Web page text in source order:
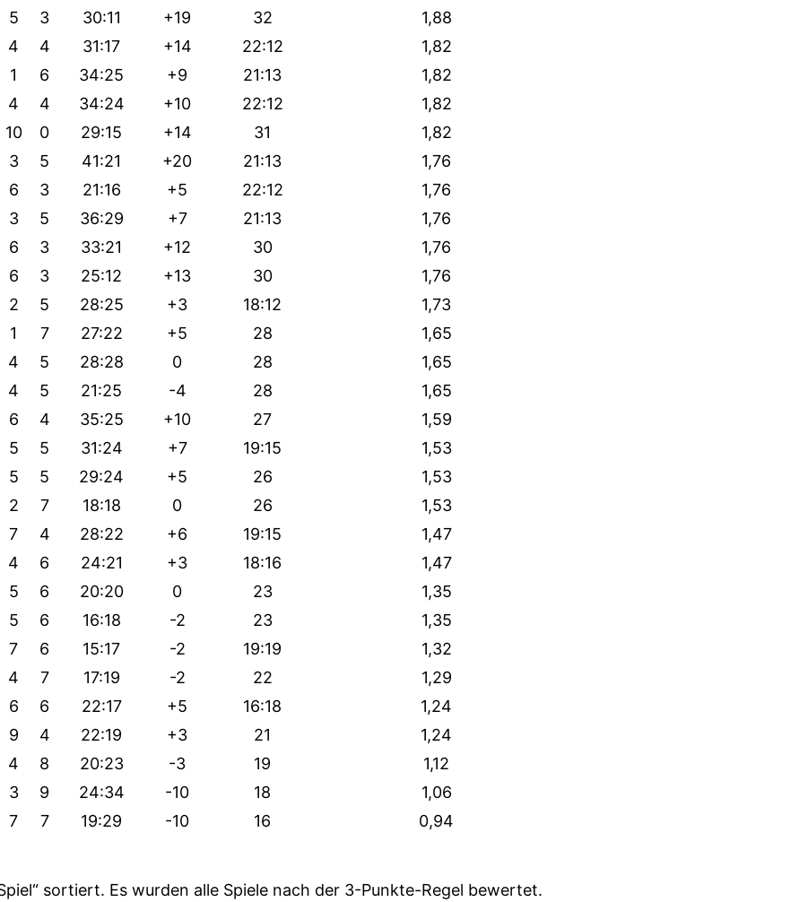
5 3 30:11 +19 32
1,88
4 4 31:17 +14 22:12
1,82
1 6 34:25 +9 21:13
1,82
4 4 34:24 +10 22:12
1,82
10 0 29:15 +14 31
1,82
3 5 41:21 +20 21:13
1,76
6 3 21:16 +5 22:12
1,76
3 5 36:29 +7 21:13
1,76
6 3 33:21 +12 30
1,76
6 3 25:12 +13 30
1,76
2 5 28:25 +3 18:12
1,73
1 7 27:22 +5 28
1,65
4 5 28:28 0 28
1,65
4 5 21:25 -4 28
1,65
6 4 35:25 +10 27
1,59
5 5 31:24 +7 19:15
1,53
5 5 29:24 +5 26
1,53
2 7 18:18 0 26
1,53
7 4 28:22 +6 19:15
1,47
4 6 24:21 +3 18:16
1,47
5 6 20:20 0 23
1,35
5 6 16:18 -2 23
1,35
7 6 15:17 -2 19:19
1,32
4 7 17:19 -2 22
1,29
6 6 22:17 +5 16:18
1,24
9 4 22:19 +3 21
1,24
4 8 20:23 -3 19
1,12
3 9 24:34 -10 18
1,06
7 7 19:29 -10 16 0,94
sortiert. Es wurden alle Spiele nach der 3-Punkte-Regel bewertet.